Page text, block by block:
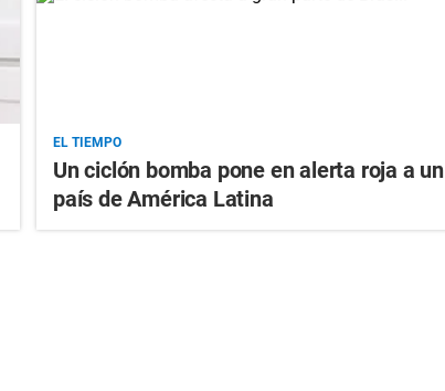
EL TIEMPO
Un ciclón bomba pone en alerta roja a un
país de América Latina